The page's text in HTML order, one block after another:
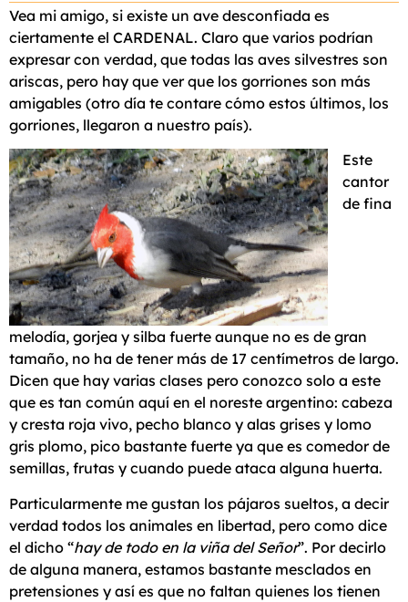
Vea mi amigo, si existe un ave desconfiada es
ciertamente el CARDENAL. Claro que varios podrían
expresar con verdad, que todas las aves silvestres son
ariscas, pero hay que ver que los gorriones son más
amigables (otro día te contare cómo estos últimos, los
gorriones, llegaron a nuestro país).
Este
cantor
de fina
melodía, gorjea y silba fuerte aunque no es de gran
tamaño, no ha de tener más de 17 centímetros de largo.
Dicen que hay varias clases pero conozco solo a este
que es tan común aquí en el noreste argentino: cabeza
y cresta roja vivo, pecho blanco y alas grises y lomo
gris plomo, pico bastante fuerte ya que es comedor de
semillas, frutas y cuando puede ataca alguna huerta.
Particularmente me gustan los pájaros sueltos, a decir
verdad todos los animales en libertad, pero como dice
el dicho “hay de todo en la viña del Señor”. Por decirlo
de alguna manera, estamos bastante mesclados en
pretensiones y así es que no faltan quienes los tienen